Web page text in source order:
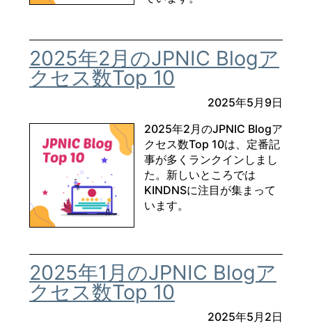
2025年2月のJPNIC Blogア
クセス数Top 10
2025年5月9日
2025年2月のJPNIC Blogア
クセス数Top 10は、定番記
事が多くランクインしまし
た。新しいところでは
KINDNSに注目が集まって
います。
2025年1月のJPNIC Blogア
クセス数Top 10
2025年5月2日